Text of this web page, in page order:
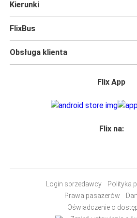
Kierunki
FlixBus
Obsługa klienta
Flix App
Flix na:
Login sprzedawcy
Polityka
Prawa pasażerów
Oświadczenie o